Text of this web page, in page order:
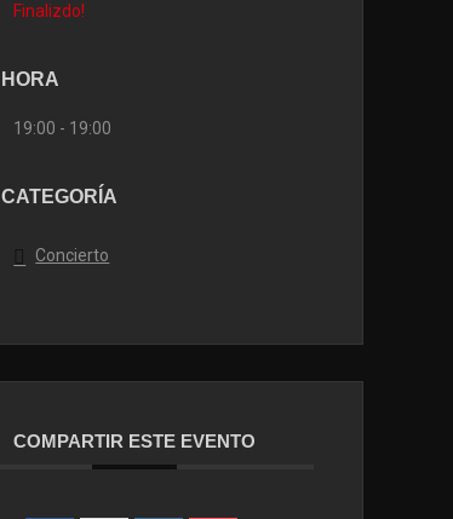
Finalizdo!
HORA
19:00 - 19:00
CATEGORÍA
Concierto
COMPARTIR ESTE EVENTO